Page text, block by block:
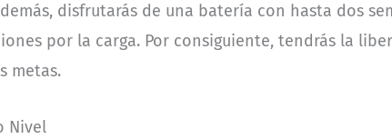
disfrutarás de una batería con hasta dos
por la carga. Por consiguiente, tendrás la
metas.
Nivel